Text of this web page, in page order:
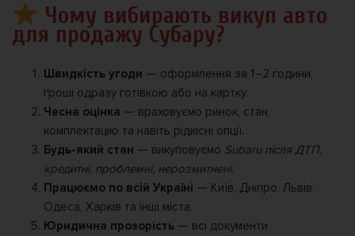
Чому вибирають викуп авто
для продажу Субару?
Швидкість угоди — оформлення за 1–2 години,
гроші одразу готівкою або на картку.
Чесна оцінка — враховуємо ринок, стан,
комплектацію та навіть рідкісні опції.
Будь-який стан — викуповуємо Subaru після ДТП,
кредитні, проблемні, нерозмитнені.
Працюємо по всій Україні — Київ, Дніпро, Львів,
Одеса, Харків та інші міста.
Юридична прозорість — всі документи